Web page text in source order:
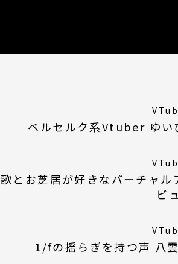
ベルセルク系Vtuber ゆい
歌とお芝居が好きなバーチャ
ビ
1/fの揺らぎを持つ声 八